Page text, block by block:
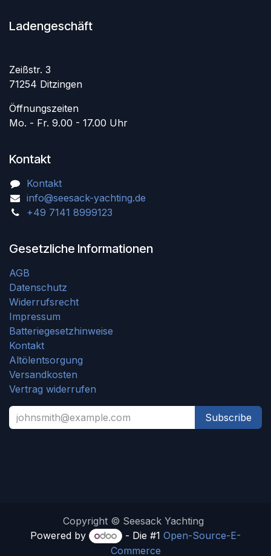
Ladengeschäft
Zeißstr. 3
71254 Ditzingen
Öffnungszeiten
Mo. - Fr. 9.00 - 17.00 Uhr
Kontakt
Kontakt
info@seesack-yachting.de
+49 7141 8999123
Gesetzliche Informationen
AGB
Datenschutz
Widerrufsrecht
Impressum
Batteriegesetzhinweise
Kontakt
Altölentsorgung
Versandkosten
Vertrag widerrufen
Subscribe
Copyright © Seesack Yachting
Powered by
- Die #1 Open-Source-E-
Commerce